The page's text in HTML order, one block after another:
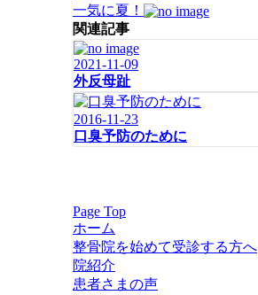
ビ
ゲ
ー
シ
ョ
ン
一気に夏！
関連記事
2021-11-09
外反母趾
2016-11-23
口臭予防のために
Page Top
ホーム
整骨院を始めて受診する方へ
院紹介
患者さまの声